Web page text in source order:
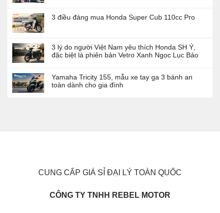
3 điều đáng mua Honda Super Cub 110cc Pro
3 lý do người Việt Nam yêu thích Honda SH Ý,
đặc biệt là phiên bản Vetro Xanh Ngọc Lục Bảo
Yamaha Tricity 155, mẫu xe tay ga 3 bánh an
toàn dành cho gia đình
CUNG CẤP GIÁ SỈ ĐẠI LÝ TOÀN QUỐC
CÔNG TY TNHH REBEL MOTOR